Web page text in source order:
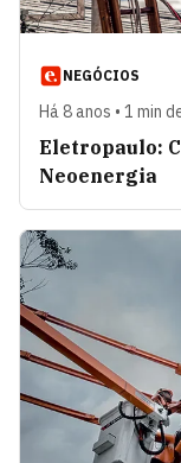
NEGÓCIOS
Há 8 anos • 1 min
Eletropaulo:
Neoenergia